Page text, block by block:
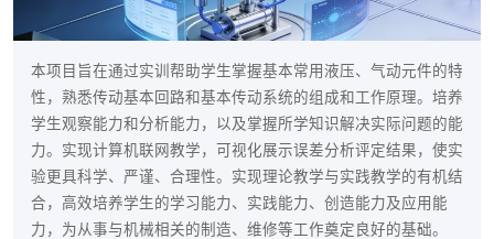
本项目旨在通过实训帮助学生掌握基本常用液压、气动元件的特
性，熟悉传动基本回路和基本传动系统的组成和工作原理。培养
学生观察能力和分析能力，以及掌握所学知识解决实际问题的能
力。实现计算机联网教学，可视化展示误差分析评定结果，使实
验更具科学、严谨、合理性。实现理论教学与实践教学的有机结
合，高效培养学生的学习能力、实践能力、创造能力及应用能
力，为从事与机械相关的制造、维修等工作奠定良好的基础。